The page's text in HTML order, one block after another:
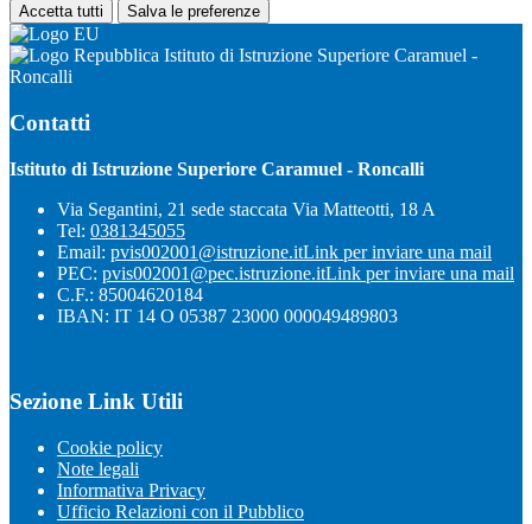
Accetta tutti Salva le preferenze
Istituto di Istruzione Superiore Caramuel -
Roncalli
Contatti
Istituto di Istruzione Superiore Caramuel - Roncalli
Via Segantini, 21 sede staccata Via Matteotti, 18 A
Tel: 0381345055
Email: pvis002001@istruzione.itLink per inviare una mail
PEC: pvis002001@pec.istruzione.itLink per inviare una mail
C.F.: 85004620184
IBAN: IT 14 O 05387 23000 000049489803
Sezione Link Utili
Cookie policy
Note legali
Informativa Privacy
Ufficio Relazioni con il Pubblico